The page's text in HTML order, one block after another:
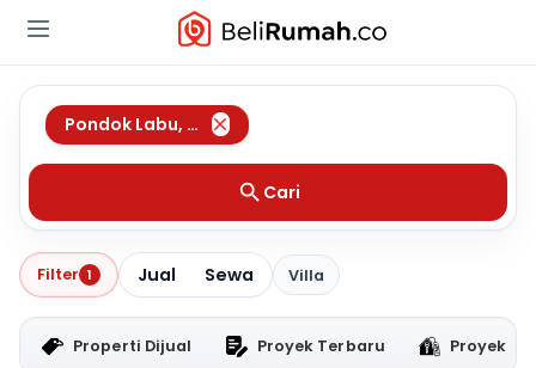
Pondok Labu, Jakarta Selatan
Cari
Filter 1 Jual Sewa Villa
Properti Dijual Proyek Terbaru Proyek